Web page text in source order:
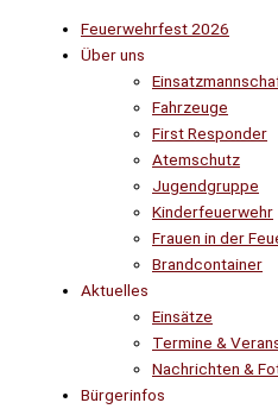
Feuerwehrfest 2026
Über uns
Fahrzeuge
First Responder
Atemschutz
Jugendgruppe
Kinderfeuerwehr
Frauen in der
Brandcontainer
Aktuelles
Einsätze
Termine &
Nachrichten &
Bürgerinfos